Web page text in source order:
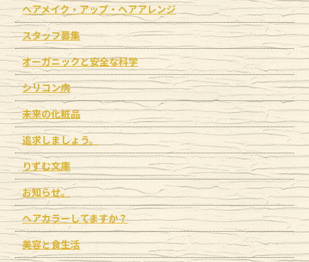
ヘアメイク・アップ・ヘアアレンジ
スタッフ募集
オーガニックと安全な科学
シリコン病
未来の化粧品
追求しましょう。
りずむ文庫
お知らせ。
ヘアカラーしてますか？
美容と食生活